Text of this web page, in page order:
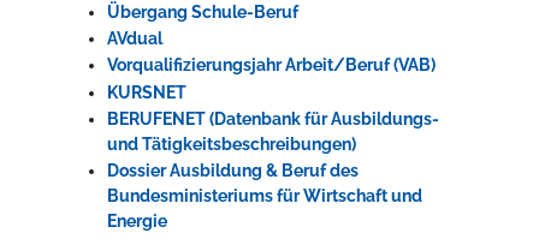
Übergang Schule-Beruf
AVdual
Vorqualifizierungsjahr Arbeit/Beruf (VAB)
KURSNET
BERUFENET (Datenbank für Ausbildungs-
und Tätigkeitsbeschreibungen)
Dossier Ausbildung & Beruf des
Bundesministeriums für Wirtschaft und
Energie